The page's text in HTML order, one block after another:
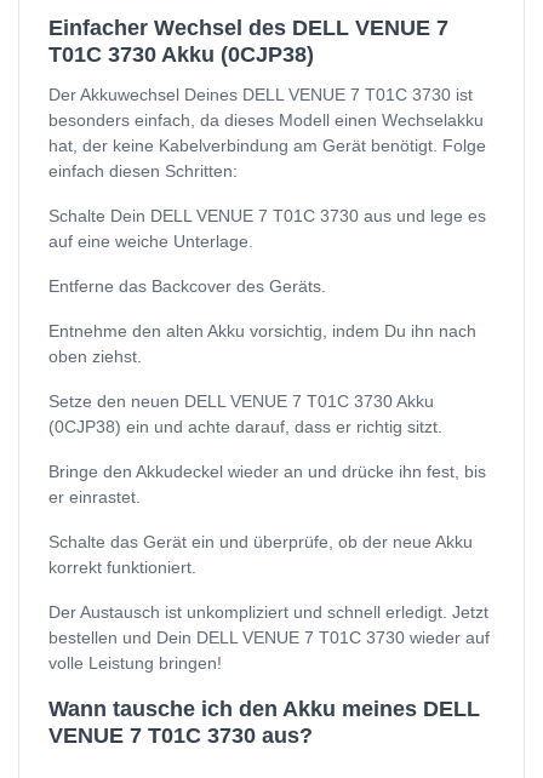
Einfacher Wechsel des DELL VENUE 7
T01C 3730 Akku (0CJP38)
Der Akkuwechsel Deines DELL VENUE 7 T01C 3730 ist
besonders einfach, da dieses Modell einen Wechselakku
hat, der keine Kabelverbindung am Gerät benötigt. Folge
einfach diesen Schritten:
Schalte Dein DELL VENUE 7 T01C 3730 aus und lege es
auf eine weiche Unterlage.
Entferne das Backcover des Geräts.
Entnehme den alten Akku vorsichtig, indem Du ihn nach
oben ziehst.
Setze den neuen DELL VENUE 7 T01C 3730 Akku
(0CJP38) ein und achte darauf, dass er richtig sitzt.
Bringe den Akkudeckel wieder an und drücke ihn fest, bis
er einrastet.
Schalte das Gerät ein und überprüfe, ob der neue Akku
korrekt funktioniert.
Der Austausch ist unkompliziert und schnell erledigt. Jetzt
bestellen und Dein DELL VENUE 7 T01C 3730 wieder auf
volle Leistung bringen!
Wann tausche ich den Akku meines DELL
VENUE 7 T01C 3730 aus?